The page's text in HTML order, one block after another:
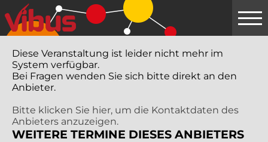
Springe
zum
Hauptinhalt
Diese Veranstaltung ist leider nicht mehr im
System verfügbar.
Bei Fragen wenden Sie sich bitte direkt an den
Anbieter.
Bitte klicken Sie hier, um die Kontaktdaten des
Anbieters anzuzeigen.
WEITERE TERMINE DIESES ANBIETERS